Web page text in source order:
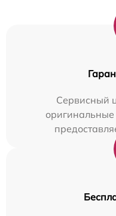
Сервисный
оригинальные